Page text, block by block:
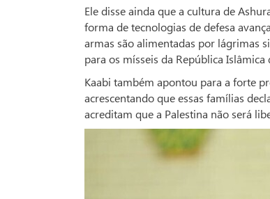
Ele disse ainda que a cultura de
forma de tecnologias de defesa
armas são alimentadas por lágrimas
para os mísseis da República Islâmica
Kaabi também apontou para a forte
acrescentando que essas famílias
acreditam que a Palestina não será